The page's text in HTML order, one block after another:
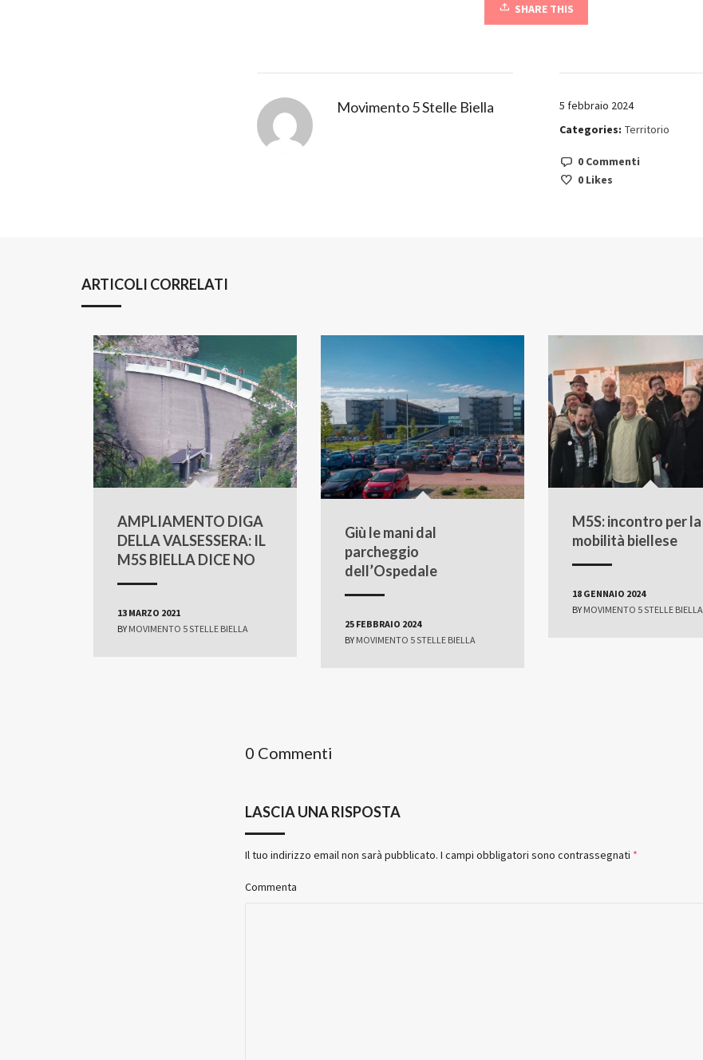
SHARE THIS
Movimento 5 Stelle Biella
5 febbraio 2024
Categories: Territorio
0 Commenti
0Likes
ARTICOLI CORRELATI
AMPLIAMENTO DIGA
DELLA VALSESSERA: IL
M5S BIELLA DICE NO
13 MARZO 2021
BY MOVIMENTO 5 STELLE BIELLA
Giù le mani dal
parcheggio
dell’Ospedale
25 FEBBRAIO 2024
BY MOVIMENTO 5 STELLE BIELLA
M5S: incontro per la
mobilità biellese
18 GENNAIO 2024
BY MOVIMENTO 5 STELLE BIELLA
0 Commenti
LASCIA UNA RISPOSTA
Il tuo indirizzo email non sarà pubblicato. I campi obbligatori sono contrassegnati *
Commenta